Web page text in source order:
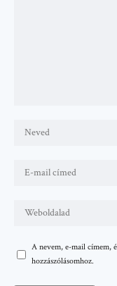
A nevem, e-mail címem,
hozzászólásomhoz.